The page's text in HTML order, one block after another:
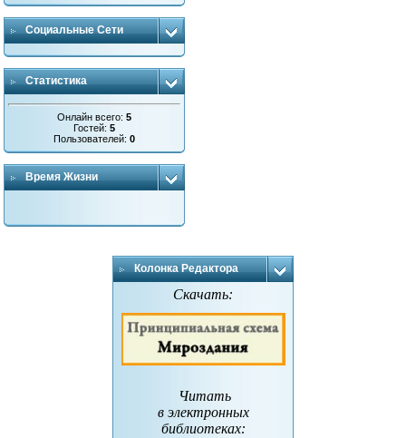
Социальные Сети
Статистика
Онлайн всего:5
Гостей:5
Пользователей:0
Время Жизни
Колонка Редактора
Скачать:
Читать
в электронных
библиотеках: